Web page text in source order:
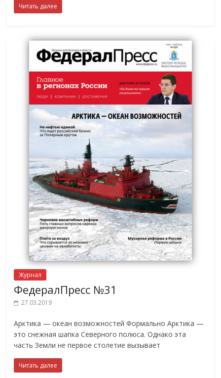
Читать далее
Журнал
ФедералПресс №31
27.03.2019
Арктика — океан возможностей Формально Арктика —
это снежная шапка Северного полюса. Однако эта
часть Земли не первое столетие вызывает
Читать далее